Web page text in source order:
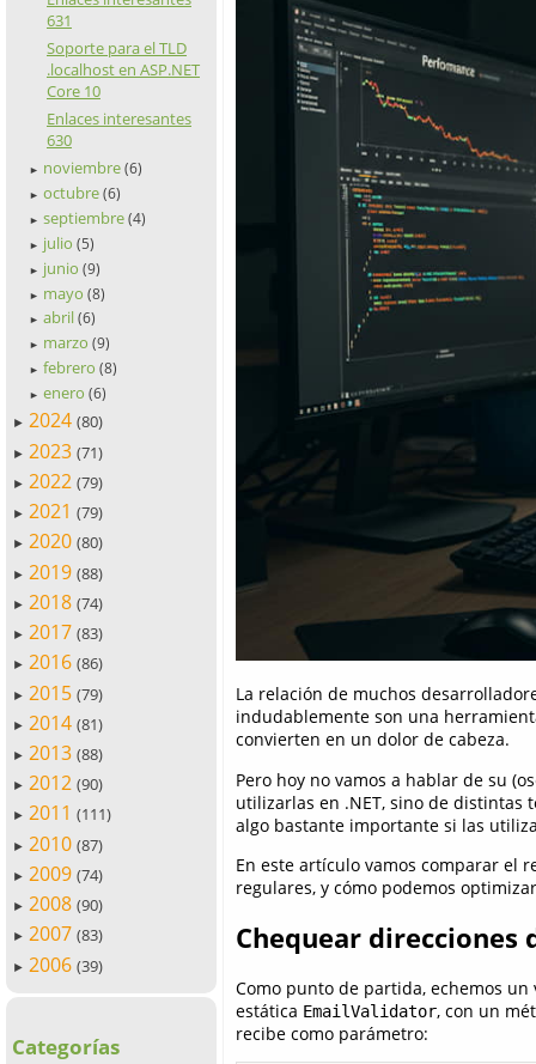
631
Soporte para el TLD
.localhost en ASP.NET
Core 10
Enlaces interesantes
630
► noviembre (6)
► octubre (6)
► septiembre (4)
► julio (5)
► junio (9)
► mayo (8)
► abril (6)
► marzo (9)
► febrero (8)
► enero (6)
► 2024 (80)
► 2023 (71)
► 2022 (79)
► 2021 (79)
► 2020 (80)
► 2019 (88)
► 2018 (74)
► 2017 (83)
► 2016 (86)
► 2015 (79)
► 2014 (81)
► 2013 (88)
► 2012 (90)
► 2011 (111)
► 2010 (87)
► 2009 (74)
► 2008 (90)
► 2007 (83)
► 2006 (39)
Categorías
La relación de muchos
indudablemente son una
convierten en un dolor de cabeza.
Pero hoy no vamos a hablar de su
utilizarlas en .NET, sino de distintas
algo bastante importante si las
En este artículo vamos comparar el
regulares, y cómo podemos
Chequear direcciones
Como punto de partida, echemos
estática EmailValidator, con un
recibe como parámetro: